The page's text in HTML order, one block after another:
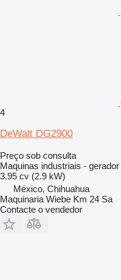
4
DeWalt DG2900
Preço sob consulta
Maquinas industriais -
3.95 cv (2.9 kW)
México, Chihuahua
Maquinaria Wiebe Km 24 Sa
Contacte o vendedor